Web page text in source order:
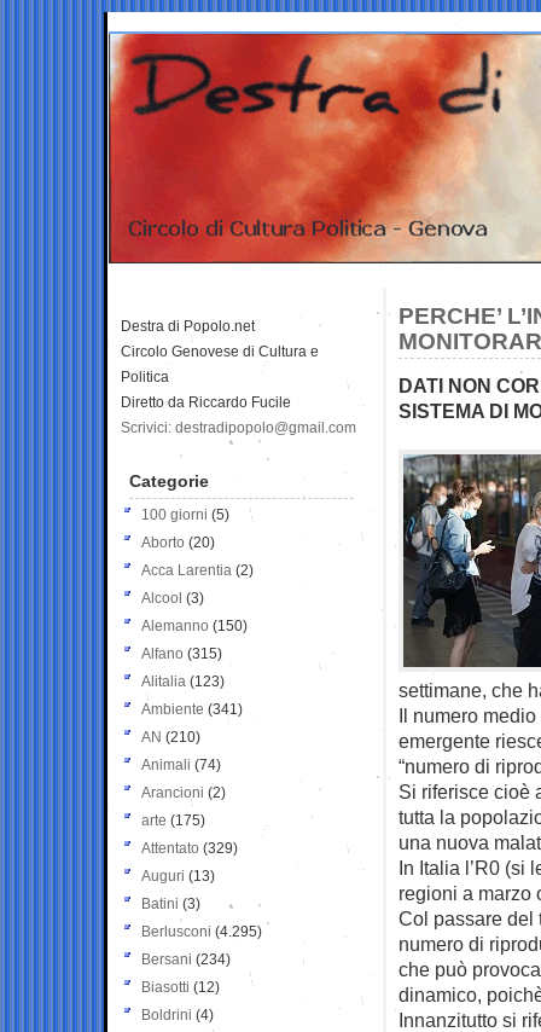
PERCHE’
DATI NON
SISTEMA DI
settimane, che
Il numero
emergente
“numero di
Si riferisce cioè
tutta la
una nuova
In Italia l’R0 (si
regioni a marzo
Col passare del
numero di
che può
dinamico,
Innanzitutto si
Destra di Popolo.net
Circolo Genovese di Cultura e
Politica
Diretto da Riccardo Fucile
Scrivici: destradipopolo@gmail.com
Categorie
100 giorni (5)
Aborto (20)
Acca Larentia (2)
Alcool (3)
Alemanno (150)
Alfano (315)
Alitalia (123)
Ambiente (341)
AN (210)
Animali (74)
Arancioni (2)
arte (175)
Attentato (329)
Auguri (13)
Batini (3)
Berlusconi (4.295)
Bersani (234)
Biasotti (12)
Boldrini (4)